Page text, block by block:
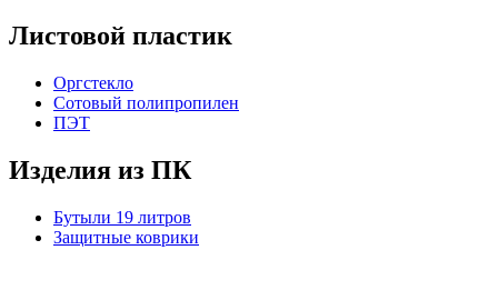
Листовой пластик
Оргстекло
Cотовый полипропилен
ПЭТ
Изделия из ПК
Бутыли 19 литров
Защитные коврики